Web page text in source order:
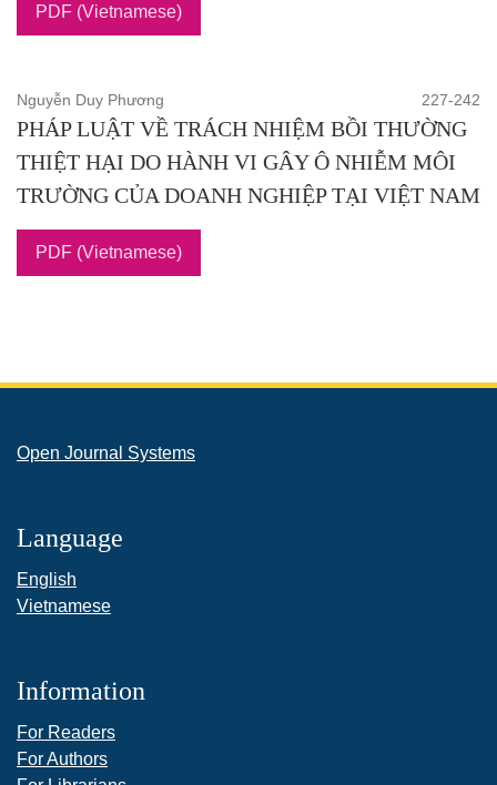
PDF (Vietnamese)
Nguyễn Duy Phương 227-242
PHÁP LUẬT VỀ TRÁCH NHIỆM BỒI THƯỜNG
THIỆT HẠI DO HÀNH VI GÂY Ô NHIỄM MÔI
TRƯỜNG CỦA DOANH NGHIỆP TẠI VIỆT NAM
PDF (Vietnamese)
Open Journal Systems
Language
English
Vietnamese
Information
For Readers
For Authors